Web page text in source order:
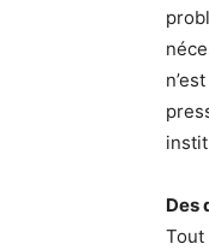
Des
Tout